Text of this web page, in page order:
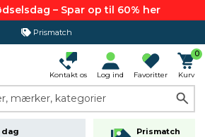
– Spar op til 60% her
Prismatch
Kontakt os Log ind Favoritter
0
Kurv
mærker, kategorier
dag
Prismatch